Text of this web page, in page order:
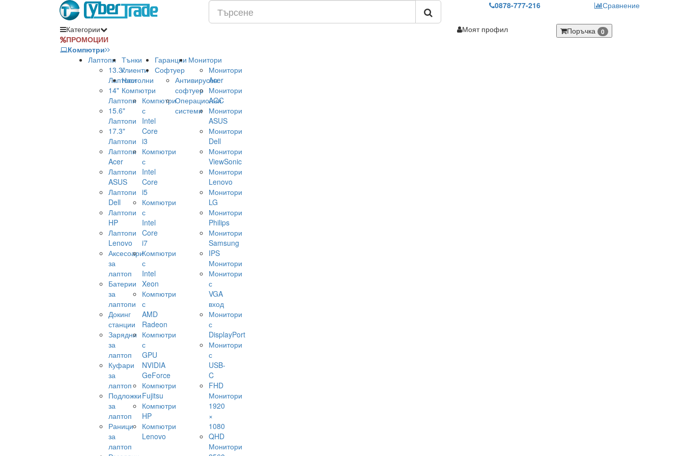
0878-777-216 Сравнение
Категории
ПРОМОЦИИ
Компютри
Лаптопи
13.3"
Лаптопи
14"
Лаптопи
15.6"
Лаптопи
17.3"
Лаптопи
Лаптопи
Acer
Лаптопи
ASUS
Лаптопи
Dell
Лаптопи
HP
Лаптопи
Lenovo
Аксесоари
за
лаптоп
Батерии
за
лаптопи
Докинг
станции
Зарядни
за
лаптоп
Куфари
за
лаптоп
Подложки
за
лаптоп
Раници
за
лаптоп
Тънки
клиенти
Настолни
Компютри
Компютри
с
Intel
Core
i3
Компютри
с
Intel
Core
i5
Компютри
с
Intel
Core
i7
Компютри
с
Intel
Xeon
Компютри
с
AMD
Radeon
Компютри
с
GPU
NVIDIA
GeForce
Компютри
Fujitsu
Компютри
HP
Компютри
Lenovo
Гаранции
Софтуер
Антивирусен
софтуер
Операционни
системи
Монитори
Монитори
Acer
Монитори
AOC
Монитори
ASUS
Монитори
Dell
Монитори
ViewSonic
Монитори
Lenovo
Монитори
LG
Монитори
Philips
Монитори
Samsung
IPS
Монитори
Монитори
с
VGA
вход
Монитори
с
DisplayPort
Монитори
с
USB-
C
FHD
Монитори
1920
×
1080
QHD
Монитори
Моят профил Поръчка 0